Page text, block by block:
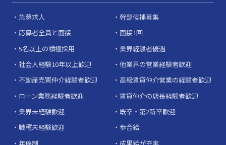
急募求人
幹部候補募集
応募者全員と面接
面接1回
5名以上の積極採用
業界経験者優遇
社会人経験10年以上歓迎
他業界の営業経験者歓迎
不動産売買仲介経験者歓迎
高級賃貸仲介営業の経験者歓迎
ローン業務経験者歓迎
賃貸仲介の店長経験者歓迎
業界未経験歓迎
既卒・第2新卒歓迎
職種未経験歓迎
歩合給
年俸制
成果給が充実